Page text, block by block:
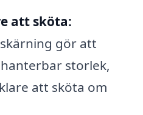
att sköta:
gör att
storlek,
att sköta om